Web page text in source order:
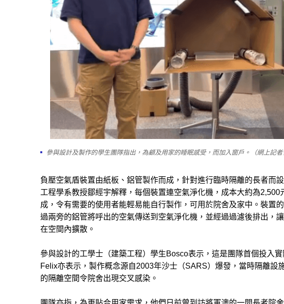
參與設計及製作的學生團隊指出，為顧及用家的睡眠感受，而加入窗戶。（網上記者
負壓空氣盾裝置由紙板、鋁管製作而成，針對進行臨時隔離的長者而
工程學系教授鄒經宇解釋，每個裝置連空氣淨化機，成本大約為
成，令有需要的使用者能輕易能自行製作，可用於院舍及家中。裝置
過兩旁的鋁管將呼出的空氣傳送到空氣淨化機，並經過過濾後排出，
在空間內擴散。
參與設計的工學士（建築工程）學生Bosco表示，這是團隊首個投入
Felix亦表示，製作概念源自2003年沙士（SARS）爆發，當時隔離設
的隔離空間令院舍出現交叉感染。